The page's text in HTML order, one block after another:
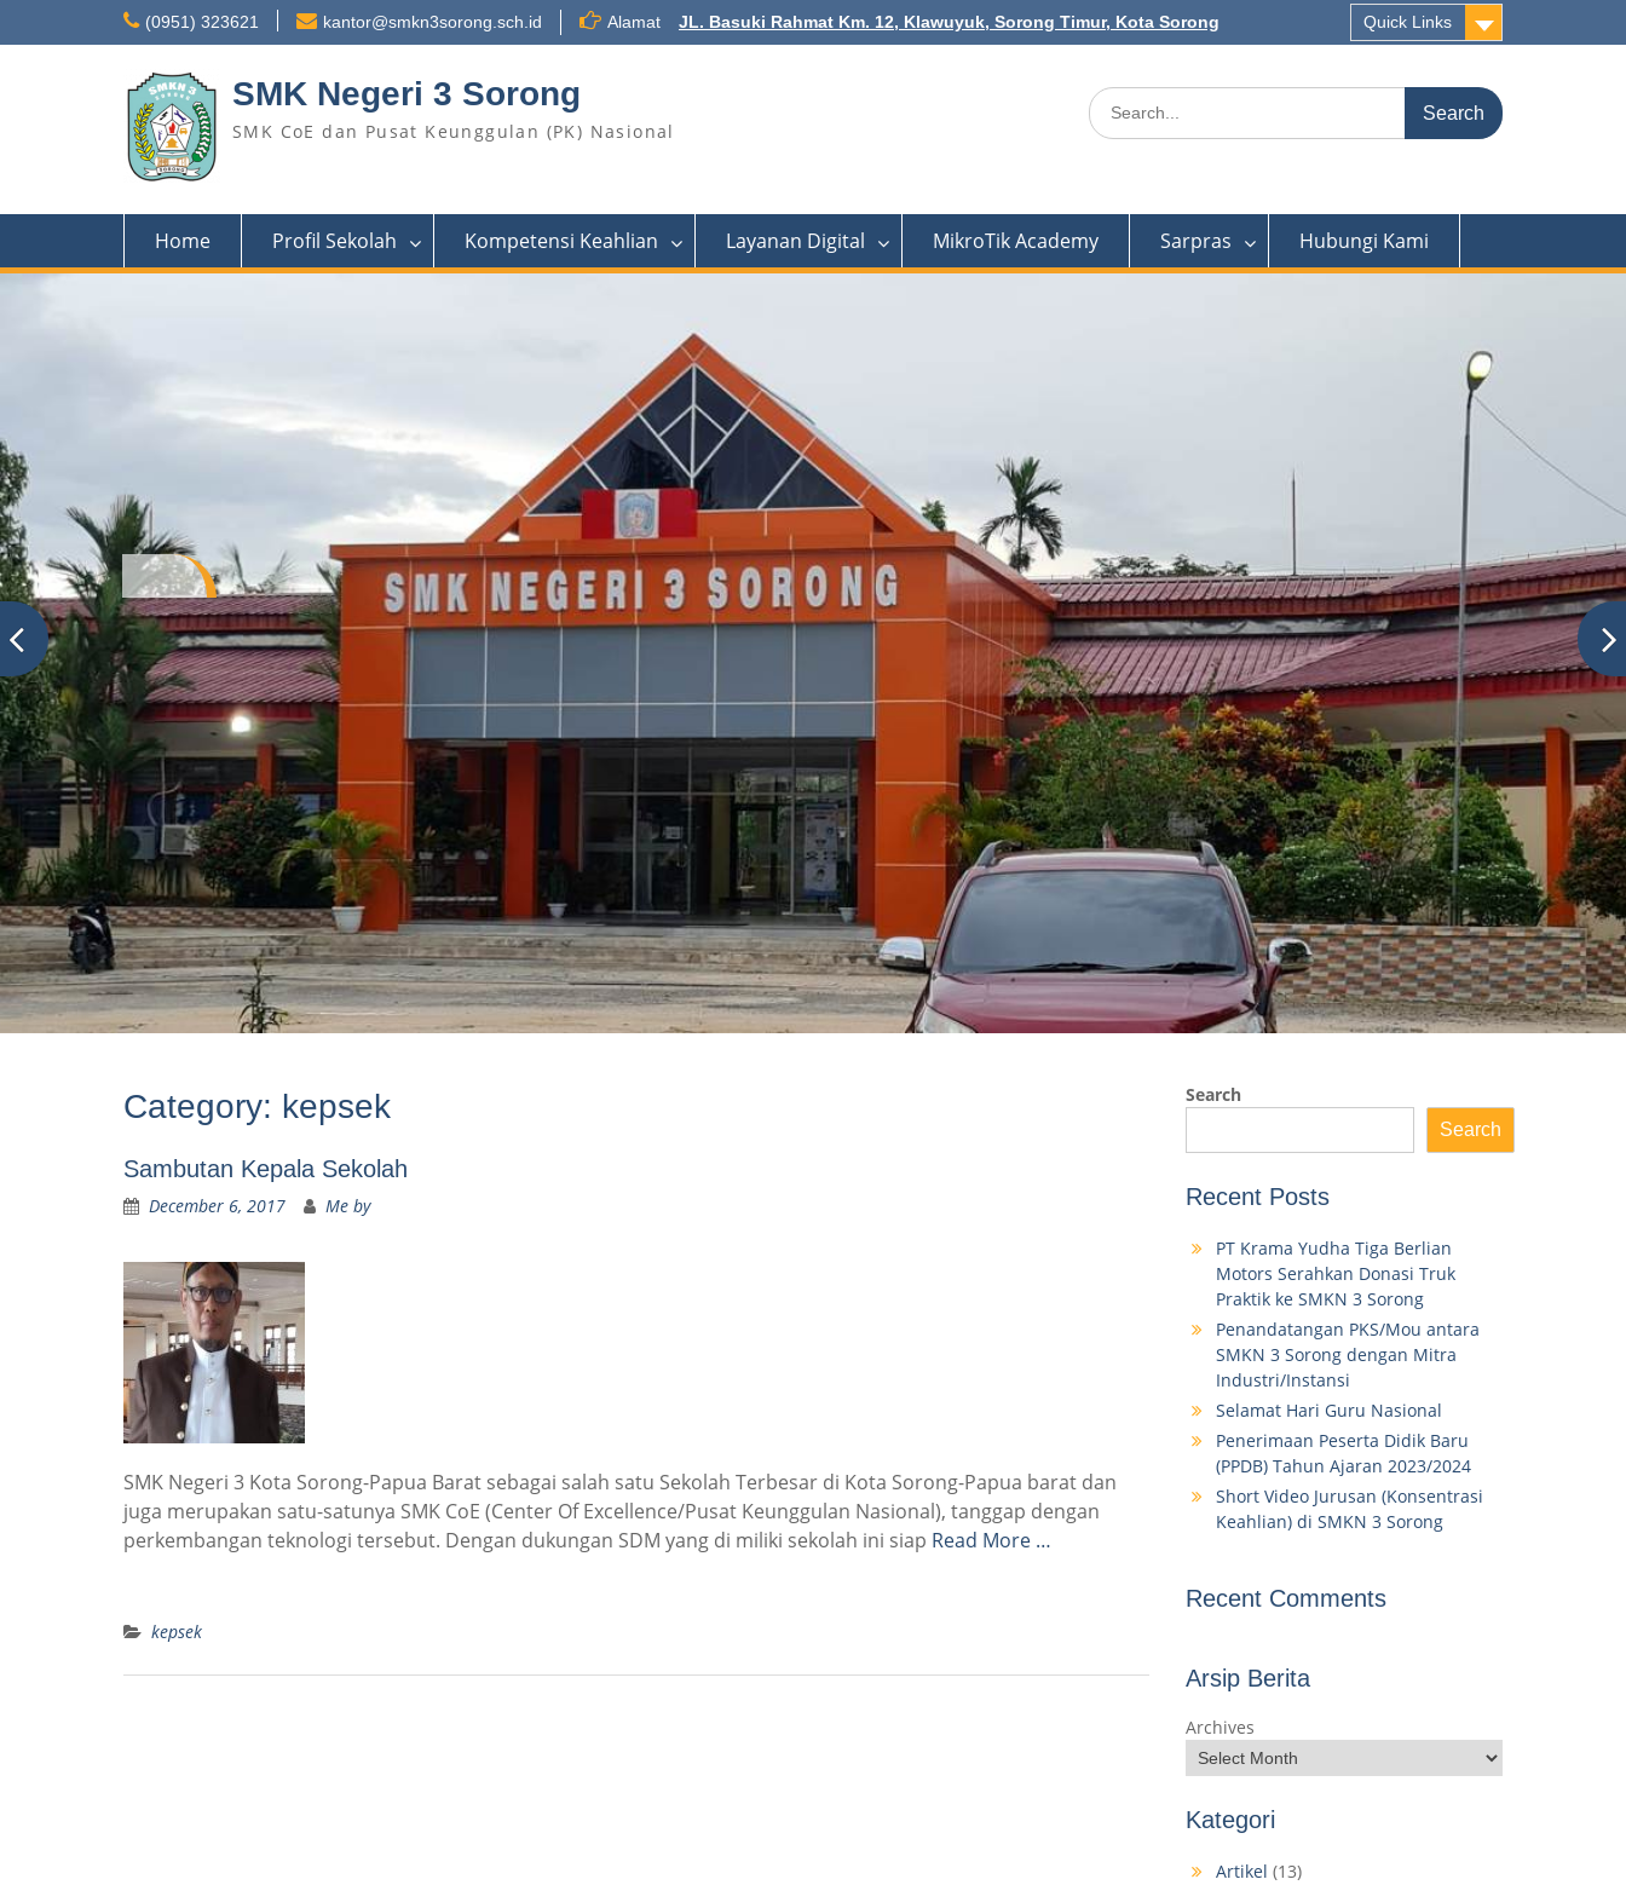
(0951) 323621 kantor@smkn3sorong.sch.id Alamat JL. Basuki Rahmat Km. 12, Klawuyuk, Sorong Timur, Kota Sorong Quick Links
SMK Negeri 3 Sorong
SMK CoE dan Pusat Keunggulan (PK) Nasional
Search
for:
Home Profil Sekolah Kompetensi Keahlian Layanan Digital MikroTik Academy Sarpras Hubungi Kami
Category: kepsek
Sambutan Kepala Sekolah
December 6, 2017 Me by
SMK Negeri 3 Kota Sorong-Papua Barat sebagai salah satu Sekolah Terbesar di Kota Sorong-Papua barat dan
juga merupakan satu-satunya SMK CoE (Center Of Excellence/Pusat Keunggulan Nasional), tanggap dengan
perkembangan teknologi tersebut. Dengan dukungan SDM yang di miliki sekolah ini siap Read More …
kepsek
Search
Search
Recent Posts
PT Krama Yudha Tiga Berlian
Motors Serahkan Donasi Truk
Praktik ke SMKN 3 Sorong
Penandatangan PKS/Mou antara
SMKN 3 Sorong dengan Mitra
Industri/Instansi
Selamat Hari Guru Nasional
Penerimaan Peserta Didik Baru
(PPDB) Tahun Ajaran 2023/2024
Short Video Jurusan (Konsentrasi
Keahlian) di SMKN 3 Sorong
Recent Comments
Arsip Berita
Archives
Kategori
Artikel (13)